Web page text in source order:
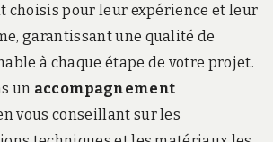
choisis pour leur expérience et leur
garantissant une qualité de
à chaque étape de votre projet.
un accompagnement
vous conseillant sur les